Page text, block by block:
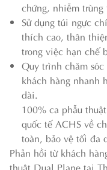
chứng, nhiễm trùng
Sử dụng túi ngực
thích cao, thân
trong việc hạn chế
Quy trình chăm
khách hàng nhanh
dài.
100% ca phẫu
quốc tế ACHS về
toàn, bảo vệ tối đa
Phản hồi từ khách
thuật Dual Plane tại